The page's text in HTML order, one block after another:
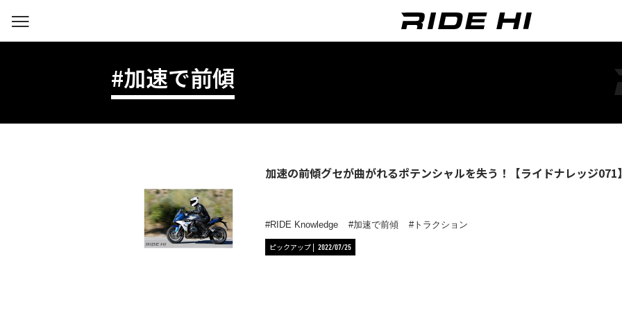
#加速で前傾
加速の前傾グセが曲がれるポテンシャルを失う！【ライドナレッジ071
RIDE Knowledge 加速で前傾 トラクション
ピックアップ 2022/07/25